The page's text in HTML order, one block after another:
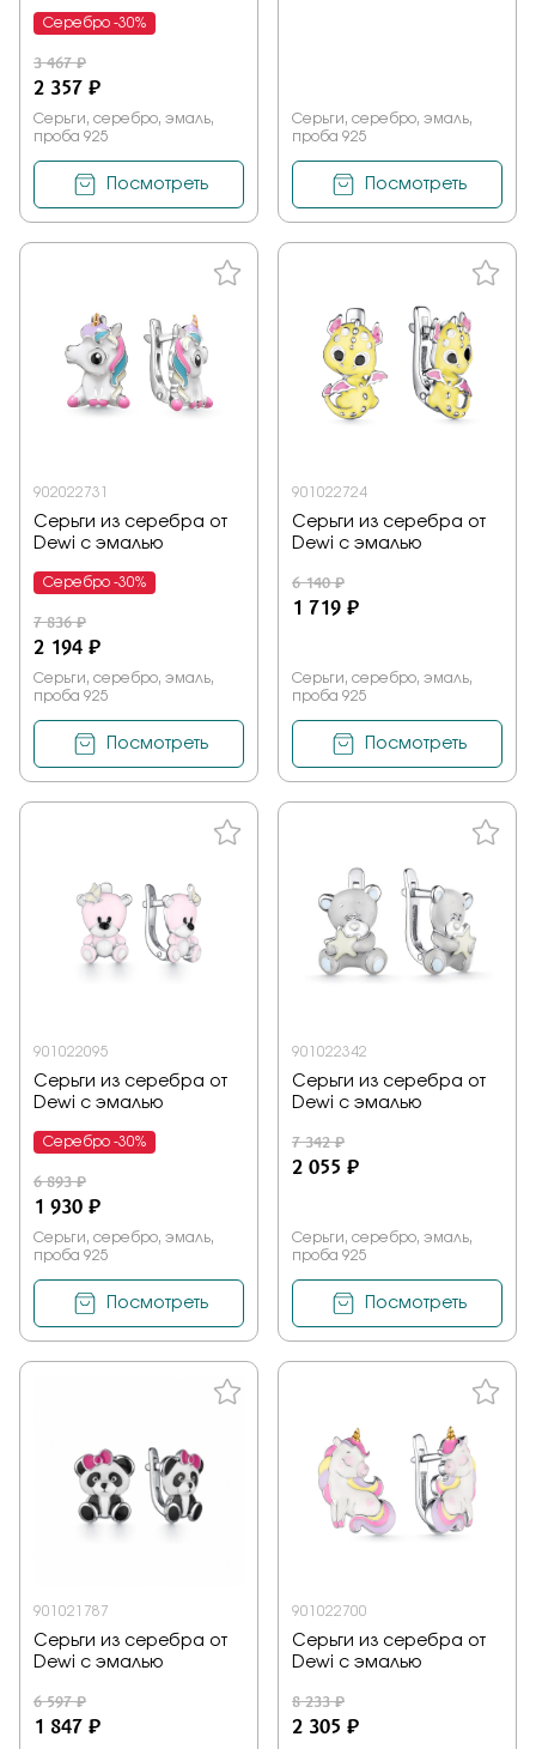
Серебро -30%
3 467 ₽
2 357 ₽
Серьги, серебро, эмаль,
проба 925
Посмотреть
Серьги, серебро, эмаль,
проба 925
Посмотреть
902022731
Серьги из серебра от
Dewi с эмалью
Серебро -30%
7 836 ₽
2 194 ₽
Серьги, серебро, эмаль,
проба 925
Посмотреть
901022724
Серьги из серебра от
Dewi с эмалью
6 140 ₽
1 719 ₽
Серьги, серебро, эмаль,
проба 925
Посмотреть
901022095
Серьги из серебра от
Dewi с эмалью
Серебро -30%
6 893 ₽
1 930 ₽
Серьги, серебро, эмаль,
проба 925
Посмотреть
901022342
Серьги из серебра от
Dewi с эмалью
7 342 ₽
2 055 ₽
Серьги, серебро, эмаль,
проба 925
Посмотреть
901021787
Серьги из серебра от
Dewi с эмалью
6 597 ₽
1 847 ₽
901022700
Серьги из серебра от
Dewi с эмалью
8 233 ₽
2 305 ₽